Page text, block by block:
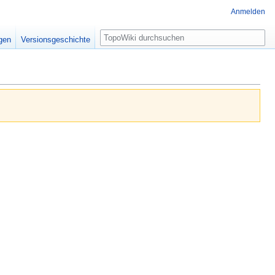
Anmelden
Versionsgeschichte
Suche